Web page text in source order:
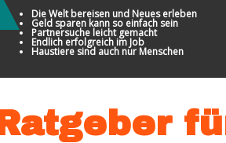
Die Welt bereisen und Neues erleben
Geld sparen kann so einfach sein
Partnersuche leicht gemacht
Endlich erfolgreich im Job
Haustiere sind auch nur Menschen